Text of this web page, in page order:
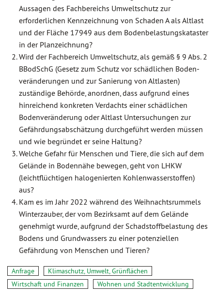
Aussagen des Fachbereichs Umweltschutz zur
erforderlichen Kennzeichnung von Schaden A als Altlast
und der Fläche 17949 aus dem Bodenbelastungskataster
in der Planzeichnung?
Wird der Fachbereich Umweltschutz, als gemäß § 9 Abs. 2
BBodSchG (Gesetz zum Schutz vor schädlichen Boden­
veränderungen und zur Sanierung von Altlasten)
zuständige Behörde, anordnen, dass aufgrund eines
hinreichend konkreten Verdachts einer schädlichen
Bodenveränderung oder Altlast Untersuchungen zur
Gefährdungsabschätzung durchgeführt werden müssen
und wie begründet er seine Haltung?
Welche Gefahr für Menschen und Tiere, die sich auf dem
Gelände in Bodennähe bewegen, geht von LHKW
(leichtflüchtigen halogenierten Kohlenwasserstoffen)
aus?
Kam es im Jahr 2022 während des Weihnachtsrummels
Winterzauber, der vom Bezirksamt auf dem Gelände
genehmigt wurde, aufgrund der Schadstoffbelastung des
Bodens und Grundwassers zu einer potenziellen
Gefährdung von Menschen und Tieren?
Anfrage
Klimaschutz, Umwelt, Grünflächen
Wirtschaft und Finanzen
Wohnen und Stadtentwicklung